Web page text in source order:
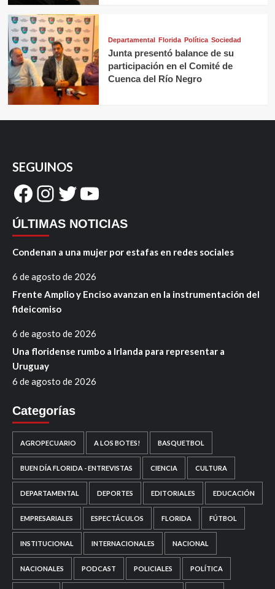
Departamental Florida Política Sociedad
Junta presentó balance de su
participación en el Comité de
Cuenca del Río Negro
SEGUINOS
Facebook
Instagram
Twitter
YouTube
ÚLTIMAS NOTICIAS
Condenan a una mujer por estafas en redes sociales
6 de agosto de 2026
Frente Amplio y Enciso avanzan en la instrumentación del
fideicomiso
6 de agosto de 2026
Una floridense rumbo a Irlanda para representar a
Uruguay
6 de agosto de 2026
Categorías
AGROPECUARIO A LOS BOTES! BASQUETBOL
BUEN DÍA FLORIDA - ENTREVISTAS CIENCIA CULTURA
DEPARTAMENTAL DEPORTES EDITORIALES EDUCACIÓN
EMPRESARIALES ESPECTÁCULOS FLORIDA FÚTBOL
INSTITUCIONAL INTERNACIONALES NACIONAL
NACIONALES PODCAST POLICIALES POLÍTICA